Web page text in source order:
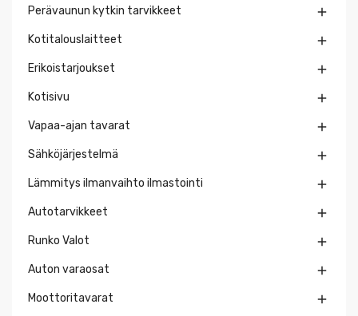
Perävaunun kytkin tarvikkeet 
Kotitalouslaitteet 
Erikoistarjoukset 
Kotisivu 
Vapaa-ajan tavarat 
Sähköjärjestelmä 
Lämmitys ilmanvaihto ilmastointi 
Autotarvikkeet 
Runko Valot 
Auton varaosat 
Moottoritavarat 